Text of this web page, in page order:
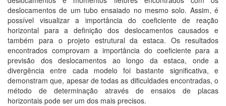
deslocamentos de um tubo ensaiado no mesmo solo. Assim, é
possível visualizar a importância do coeficiente de reação
horizontal para a definição dos deslocamentos causados e
também para o projeto estrutural da estaca. Os resultados
encontrados comprovam a importância do coeficiente para a
previsão dos deslocamentos ao longo da estaca, onde a
divergência entre cada modelo foi bastante significativa, e
demonstram que, apesar de todas as dificuldades encontradas, o
método de determinação através de ensaios de placas
horizontais pode ser um dos mais precisos.